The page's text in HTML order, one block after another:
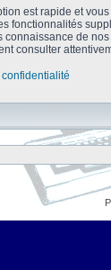
est rapide et
fonctionnalités
connaissance de
consulter